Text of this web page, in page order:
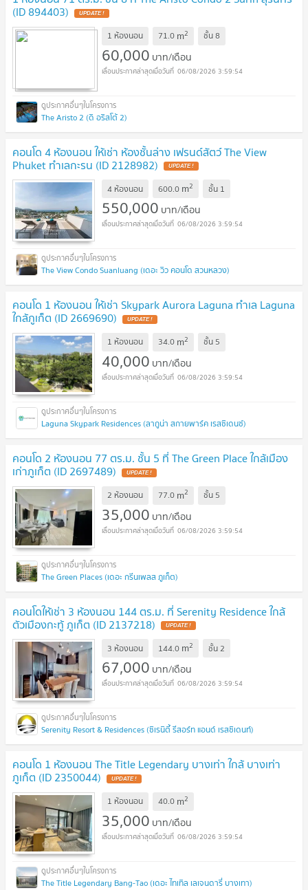
(ID 894403) UPDATE !
1 ห้องนอน 71.0 m2 ชั้น8
60,000 บาท/เดือน
06/08/2026 3:59:54
The Aristo 2 (ดิ อริสโต้ 2)
คอนโด 4 ห้องนอน ให้เช่า ห้องชั้นล่าง เฟรนด์สัตว์ The View
Phuket ทำเลกะรน (ID 2128982) UPDATE !
4 ห้องนอน 600.0 m2 ชั้น 1
550,000 บาท/เดือน
06/08/2026 3:59:54
The View Condo Suanluang (เดอะ วิว คอนโด สวนหลวง)
คอนโด 1 ห้องนอน ให้เช่า Skypark Aurora Laguna ทำเล Laguna
ใกล้ภูเก็ต (ID 2669690) UPDATE !
1 ห้องนอน 34.0 m2 ชั้น 5
40,000 บาท/เดือน
06/08/2026 3:59:54
Laguna Skypark Residences (ลากูน่า สกายพาร์ค เรสซิเดนซ์)
คอนโด 2 ห้องนอน 77 ตร.ม. ชั้น 5 ที่ The Green Place ใกล้เมือง
เก่าภูเก็ต (ID 2697489) UPDATE !
2 ห้องนอน 77.0 m2 ชั้น 5
35,000 บาท/เดือน
06/08/2026 3:59:54
The Green Places (เดอะ กรีนเพลส ภูเก็ต)
คอนโดให้เช่า 3 ห้องนอน 144 ตร.ม. ที่ Serenity Residence ใกล้
ตัวเมืองกะทู้ ภูเก็ต (ID 2137218) UPDATE !
3 ห้องนอน 144.0 m2 ชั้น2
67,000 บาท/เดือน
06/08/2026 3:59:54
Serenity Resort & Residences (ซิเรนิตี้ รีสอร์ท แอนด์ เรสซิเดนท์)
คอนโด 1 ห้องนอน The Title Legendary บางเท่า ใกล้ บางเท่า
ภูเก็ต (ID 2350044) UPDATE !
1 ห้องนอน 40.0 m2
35,000 บาท/เดือน
06/08/2026 3:59:54
The Title Legendary Bang-Tao (เดอะ ไทเทิล เลเจนดารี่ บางเทา)